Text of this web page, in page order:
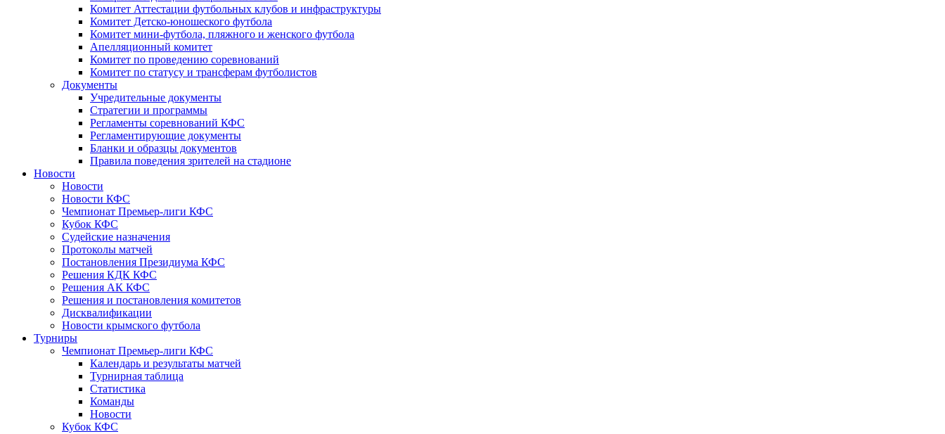
Комитет Аттестации футбольных клубов и инфраструктуры
Комитет Детско-юношеского футбола
Комитет мини-футбола, пляжного и женского футбола
Апелляционный комитет
Комитет по проведению соревнований
Комитет по статусу и трансферам футболистов
Документы
Учредительные документы
Стратегии и программы
Регламенты соревнований КФС
Регламентирующие документы
Бланки и образцы документов
Правила поведения зрителей на стадионе
Новости
Новости
Новости КФС
Чемпионат Премьер-лиги КФС
Кубок КФС
Судейские назначения
Протоколы матчей
Постановления Президиума КФС
Решения КДК КФС
Решения АК КФС
Решения и постановления комитетов
Дисквалификации
Новости крымского футбола
Турниры
Чемпионат Премьер-лиги КФС
Календарь и результаты матчей
Турнирная таблица
Статистика
Команды
Новости
Кубок КФС